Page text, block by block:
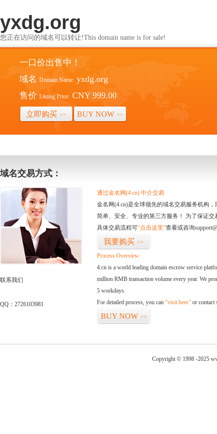
yxdg.org
您正在访问的域名可以转让!This domain name is for sale!
一口价出售中！
域名 Domain Name: yxdg.org
售价 Listing Price: CNY 999.00
立即购买 >> BUY NOW >>
域名交易方式：
联系我们
QQ：2726103981
通过金名网(4.cn) 中介交易
金名网(4.cn)是全球领先的域名交易服务机构
简单、安全、专业的第三方服务！ 为了保证
具体交易流程可“点击这里”查看或咨询
我要购买 >>
Process Overview:
4.cn is a world leading domain escrow service
million RMB transaction volume every year. We
5 workdays.
For detailed process, you can “visit here” or contact
BUY NOW >>
Copyright © 1998 -2025